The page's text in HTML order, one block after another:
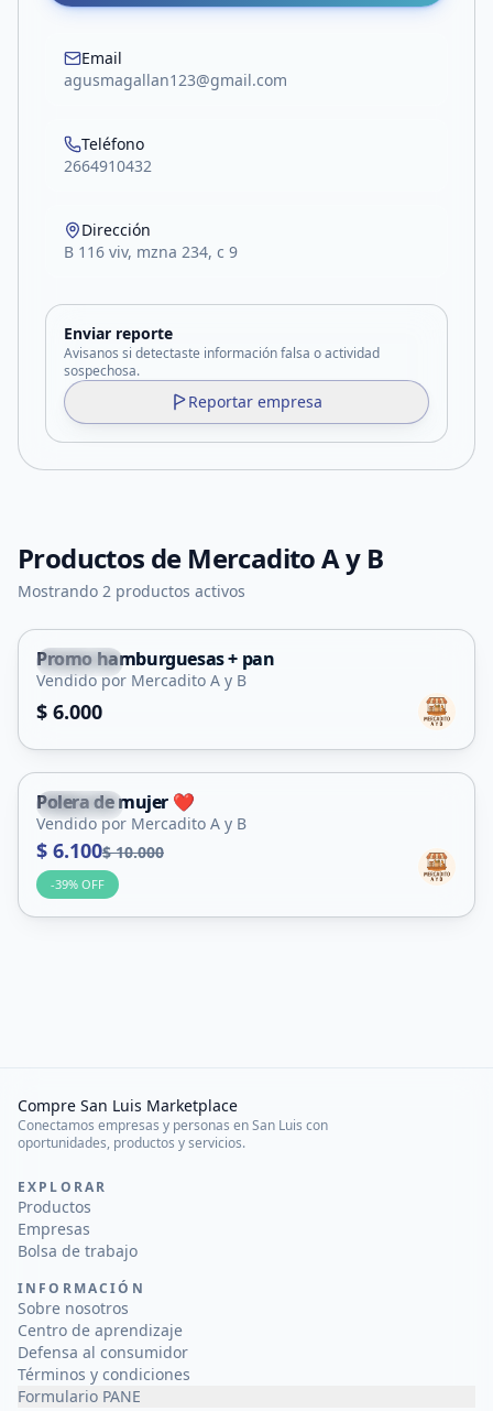
Email
agusmagallan123@gmail.com
Teléfono
2664910432
Dirección
B 116 viv, mzna 234, c 9
Enviar reporte
Avisanos si detectaste información falsa o actividad
sospechosa.
Reportar empresa
Productos de Mercadito A y B
Mostrando 2 productos activos
Capital
Promo hamburguesas + pan
Vendido por Mercadito A y B
$ 6.000
Capital
Polera de mujer ❤️
Vendido por Mercadito A y B
$ 6.100$ 10.000
-39% OFF
Compre San Luis Marketplace
Conectamos empresas y personas en San Luis con
oportunidades, productos y servicios.
EXPLORAR
Productos
Empresas
Bolsa de trabajo
INFORMACIÓN
Sobre nosotros
Centro de aprendizaje
Defensa al consumidor
Términos y condiciones
Formulario PANE